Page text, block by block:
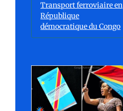
Transport ferroviaire en
République
démocratique du Congo